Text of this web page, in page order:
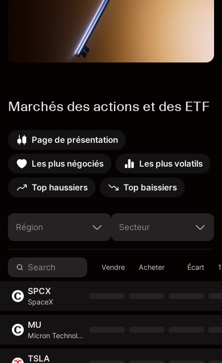
Marchés des actions et des ETF
Page de présentation
Les plus négociés Les plus volatils
Top haussiers Top baissiers
Région Secteur
Vendre Acheter Écart
SPCX
SpaceX
MU
Micron Technology Inc
TSLA